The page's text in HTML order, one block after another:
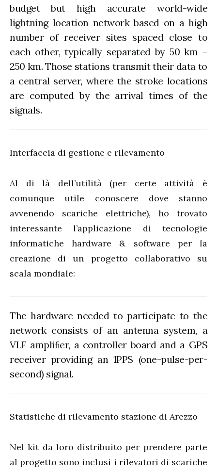
budget but high accurate world-wide
lightning location network based on a high
number of receiver sites spaced close to
each other, typically separated by 50 km –
250 km. Those stations transmit their data to
a central server, where the stroke locations
are computed by the arrival times of the
signals.
Interfaccia di gestione e rilevamento
Al di là dell’utilità (per certe attività è
comunque utile conoscere dove stanno
avvenendo scariche elettriche), ho trovato
interessante l’applicazione di tecnologie
informatiche hardware & software per la
creazione di un progetto collaborativo su
scala mondiale:
The hardware needed to participate to the
network consists of an antenna system, a
VLF ampliﬁer, a controller board and a GPS
receiver providing an 1PPS (one-pulse-per-
second) signal.
Statistiche di rilevamento stazione di Arezzo
Nel kit da loro distribuito per prendere parte
al progetto sono inclusi i rilevatori di scariche